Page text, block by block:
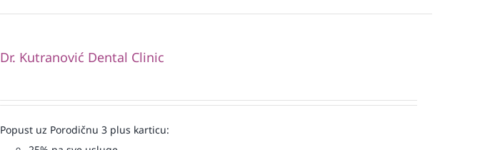
Dr. Kutranović Dental Clinic
Popust uz Porodičnu 3 plus karticu: